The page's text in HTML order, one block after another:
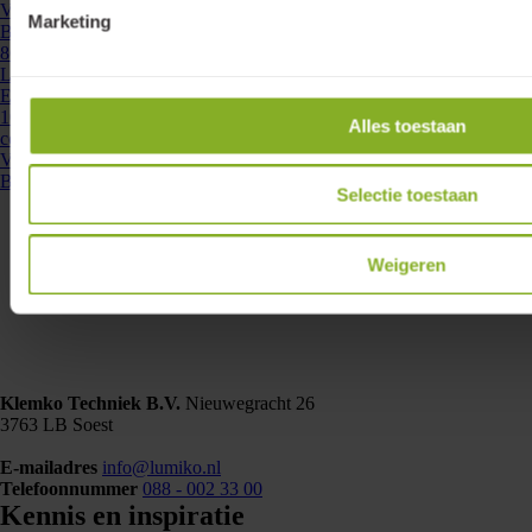
Marketing
Alles toestaan
Selectie toestaan
Weigeren
Vervolgens kan ...
Bekijken
860660
Lumiko Led driver constante stroom 350-700mA 10W 1CH Lumiko
Easy | 860660
10W Lumiko Easy dimbare driver tbv Constant Current ledspots. Deze
compacte driver kan gebruikt worden voor één of meerdere ledspots.
Vervolgens ...
Bekijken
Klemko Techniek B.V. Nieuwegracht 26
3763 LB Soest
E-mailadres info@lumiko.nl
Telefoonnummer 088 - 002 33 00
Kennis en inspiratie